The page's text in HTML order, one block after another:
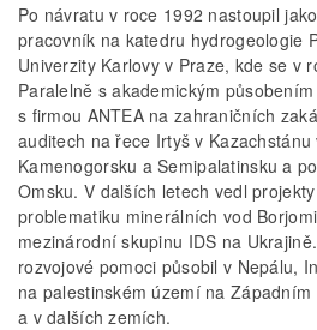
Po návratu v roce 1992 nastoupil
pracovník na katedru hydrogeologie
Univerzity Karlovy v Praze, kde se v
Paralelně s akademickým
s firmou ANTEA na zahraničních
auditech na řece Irtyš v Kazachstánu
Kamenogorsku a Semipalatinsku a
Omsku. V dalších letech vedl
problematiku minerálních vod
mezinárodní skupinu IDS na
rozvojové pomoci působil v Nepálu,
na palestinském území na
a v dalších zemích.